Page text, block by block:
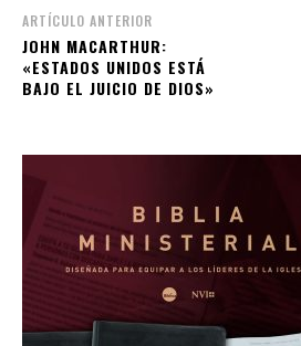
ARTÍCULO ANTERIOR
JOHN MACARTHUR:
«ESTADOS UNIDOS ESTÁ
BAJO EL JUICIO DE DIOS»